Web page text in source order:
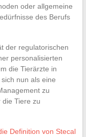
oder allgemeine
des Berufs
der regulatorischen
personalisierten
die Tierärzte in
nun als eine
zu
Tiere zu
Definition von Stecal